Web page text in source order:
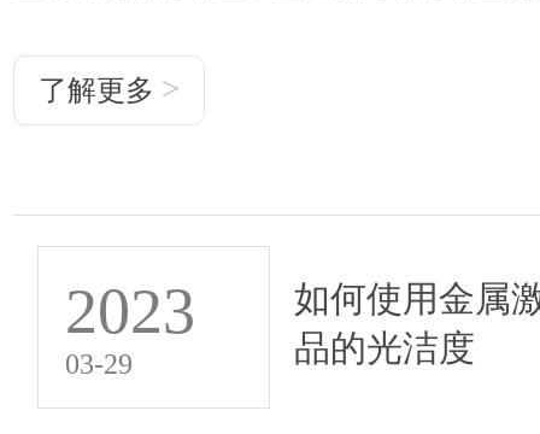
了解更多 >
2023
03-29
如何使用金属
品的光洁度